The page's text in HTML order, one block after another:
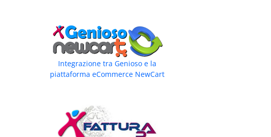
Integrazione tra Genioso e la
piattaforma eCommerce NewCart